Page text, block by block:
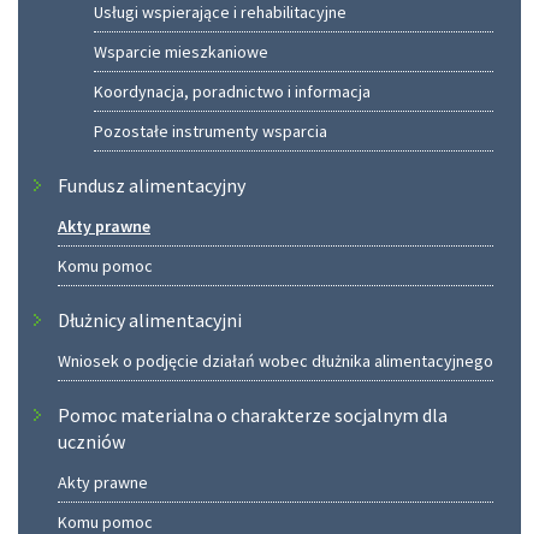
Usługi wspierające i rehabilitacyjne
Wsparcie mieszkaniowe
Koordynacja, poradnictwo i informacja
Pozostałe instrumenty wsparcia
Fundusz alimentacyjny
Akty prawne
Komu pomoc
Dłużnicy alimentacyjni
Wniosek o podjęcie działań wobec dłużnika alimentacyjnego
Pomoc materialna o charakterze socjalnym dla
uczniów
Akty prawne
Komu pomoc